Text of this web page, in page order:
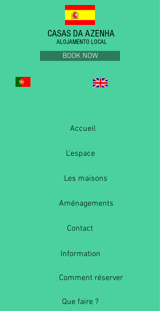
CASAS DA AZENHA
ALOJAMENTO LOCAL
BOOK NOW
Accueil
L'espace
Les maisons
Aménagements
Contact
Information
Comment réserver
Que faire ?